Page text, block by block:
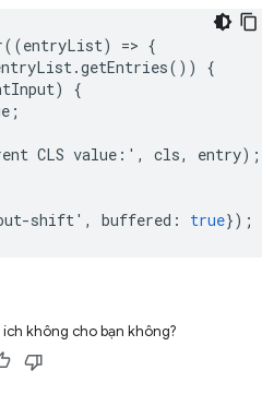
((entryList) => {
.getEntries())
{
)
{
;
CLS value : ' , cls, entry);
-shift' , buffered : true});
không cho bạn không?